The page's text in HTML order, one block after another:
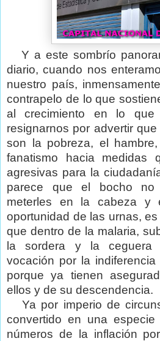
Y a este sombrío
diario, cuando nos
nuestro país,
contrapelo de lo que
al crecimiento en lo
resignarnos por advertir
son la pobreza, el
fanatismo hacia medidas
agresivas para la
parece que el bocho no
meterles en la cabeza
oportunidad de las urnas,
que dentro de la malaria,
la sordera y la
vocación por la
porque ya tienen
ellos y de su descendencia.
Ya por imperio de
convertido en una
números de la inflación